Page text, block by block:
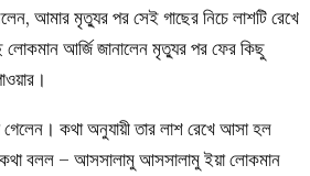
আমার মৃত্যুর পর সেই গাছের নিচে লাশটি রেখে
লোকমান আর্জি জানালেন মৃত্যুর পর ফের কিছু
কথা অনুযায়ী তার লাশ রেখে আসা হল
কথা বলল – আসসালামু আসসালামু ইয়া লোকমান